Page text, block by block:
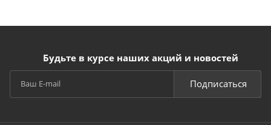
Будьте в курсе наших акций и новостей
Подписаться